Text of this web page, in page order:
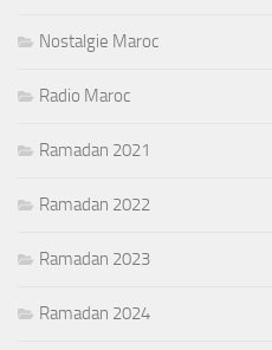
Nostalgie Maroc
Radio Maroc
Ramadan 2021
Ramadan 2022
Ramadan 2023
Ramadan 2024